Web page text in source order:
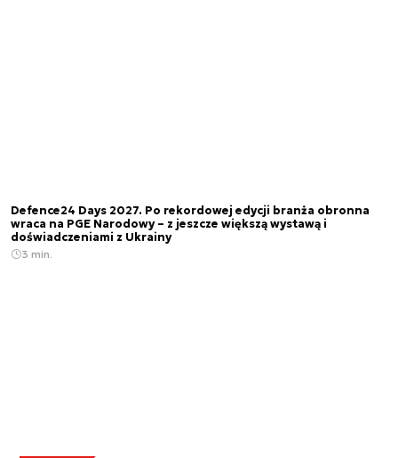
Defence24 Days 2027. Po rekordowej edycji branża obronna
wraca na PGE Narodowy – z jeszcze większą wystawą i
doświadczeniami z Ukrainy
3 min.